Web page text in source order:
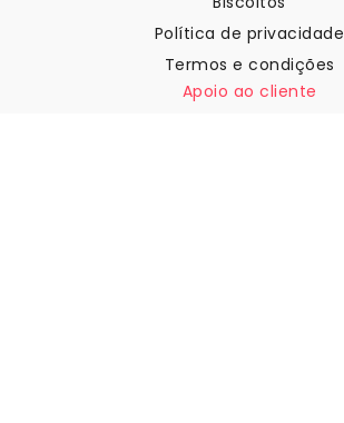
Política de privacidade
Termos e condições
Apoio ao cliente